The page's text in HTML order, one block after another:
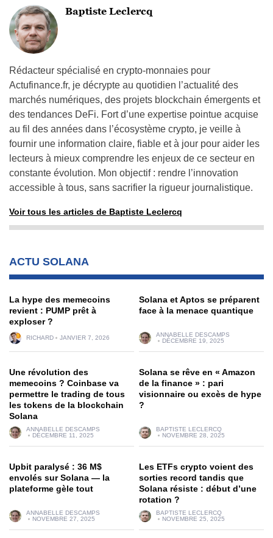
Baptiste Leclercq
Rédacteur spécialisé en crypto-monnaies pour
Actufinance.fr, je décrypte au quotidien l’actualité des
marchés numériques, des projets blockchain émergents et
des tendances DeFi. Fort d’une expertise pointue acquise
au fil des années dans l’écosystème crypto, je veille à
fournir une information claire, fiable et à jour pour aider les
lecteurs à mieux comprendre les enjeux de ce secteur en
constante évolution. Mon objectif : rendre l’innovation
accessible à tous, sans sacrifier la rigueur journalistique.
Voir tous les articles de Baptiste Leclercq
ACTU SOLANA
La hype des memecoins
revient : PUMP prêt à
exploser ?
RICHARD JANVIER 7, 2026
Solana et Aptos se préparent
face à la menace quantique
ANNABELLE DESCAMPS
DÉCEMBRE 19, 2025
Une révolution des
memecoins ? Coinbase va
permettre le trading de tous
les tokens de la blockchain
Solana
ANNABELLE DESCAMPS
DÉCEMBRE 11, 2025
Solana se rêve en « Amazon
de la finance » : pari
visionnaire ou excès de hype
?
BAPTISTE LECLERCQ
NOVEMBRE 28, 2025
Upbit paralysé : 36 M$
envolés sur Solana — la
plateforme gèle tout
ANNABELLE DESCAMPS
NOVEMBRE 27, 2025
Les ETFs crypto voient des
sorties record tandis que
Solana résiste : début d’une
rotation ?
BAPTISTE LECLERCQ
NOVEMBRE 25, 2025